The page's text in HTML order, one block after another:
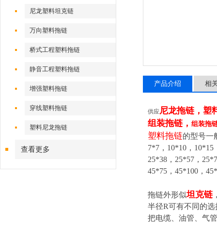
尼龙塑料坦克链
万向塑料拖链
桥式工程塑料拖链
静音工程塑料拖链
增强塑料拖链
穿线塑料拖链
塑料尼龙拖链
查看更多
产品介绍 相
供应尼龙拖链，塑
组装拖链， 组装拖
塑料拖链的型号一
7*7，10*10，10*15
25*38，25*57，
45*75，45*100，
拖链外形似坦克链
半径R可有不同的
把电缆、油管、气